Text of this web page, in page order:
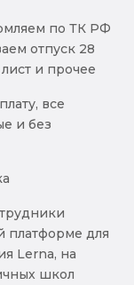
по ТК РФ
отпуск 28
и прочее
все
и без
платформе для
Lerna, на
школ